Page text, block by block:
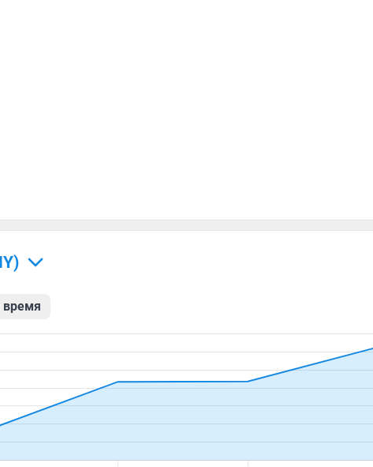
время